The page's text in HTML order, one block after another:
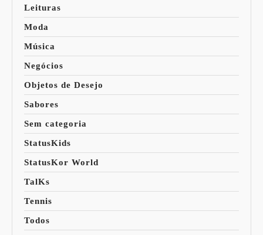
Leituras
Moda
Música
Negócios
Objetos de Desejo
Sabores
Sem categoria
StatusKids
StatusKor World
TalKs
Tennis
Todos